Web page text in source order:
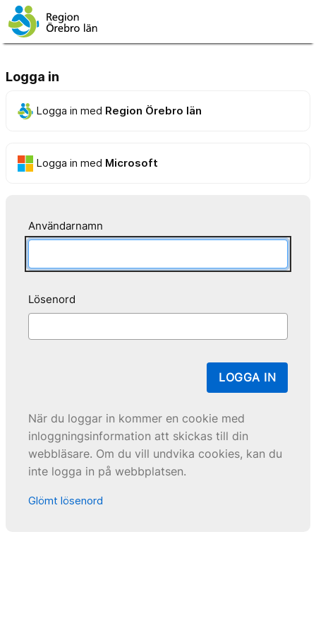
Logga in
Logga in med Region Örebro län
Logga in med Microsoft
Användarnamn
Lösenord
LOGGA IN
När du loggar in kommer en cookie med
inloggningsinformation att skickas till din
webbläsare. Om du vill undvika cookies, kan du
inte logga in på webbplatsen.
Glömt lösenord